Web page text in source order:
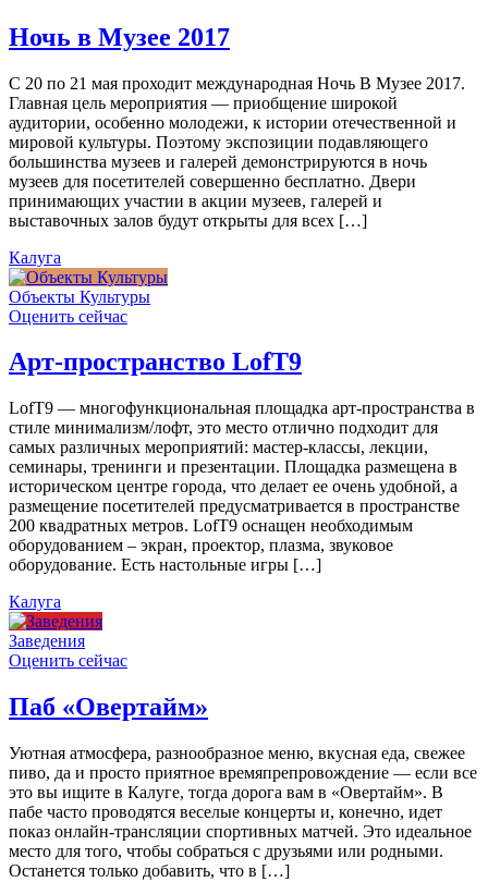
Ночь в Музее 2017
С 20 по 21 мая проходит международная Ночь В Музее 2017.
Главная цель мероприятия — приобщение широкой
аудитории, особенно молодежи, к истории отечественной и
мировой культуры. Поэтому экспозиции подавляющего
большинства музеев и галерей демонстрируются в ночь
музеев для посетителей совершенно бесплатно. Двери
принимающих участии в акции музеев, галерей и
выставочных залов будут открыты для всех […]
Калуга
Объекты Культуры
Оценить сейчас
Арт-пространство LofT9
LofT9 — многофункциональная площадка арт-пространства в
стиле минимализм/лофт, это место отлично подходит для
самых различных мероприятий: мастер-классы, лекции,
семинары, тренинги и презентации. Площадка размещена в
историческом центре города, что делает ее очень удобной, а
размещение посетителей предусматривается в пространстве
200 квадратных метров. LofT9 оснащен необходимым
оборудованием – экран, проектор, плазма, звуковое
оборудование. Есть настольные игры […]
Калуга
Заведения
Оценить сейчас
Паб «Овертайм»
Уютная атмосфера, разнообразное меню, вкусная еда, свежее
пиво, да и просто приятное времяпрепровождение — если все
это вы ищите в Калуге, тогда дорога вам в «Овертайм». В
пабе часто проводятся веселые концерты и, конечно, идет
показ онлайн-трансляции спортивных матчей. Это идеальное
место для того, чтобы собраться с друзьями или родными.
Останется только добавить, что в […]